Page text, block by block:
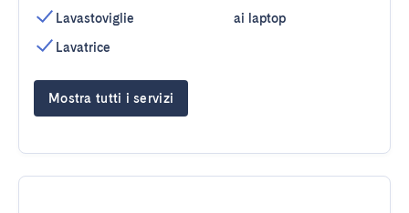
Lavastoviglie
Lavatrice
ai laptop
Mostra tutti i servizi